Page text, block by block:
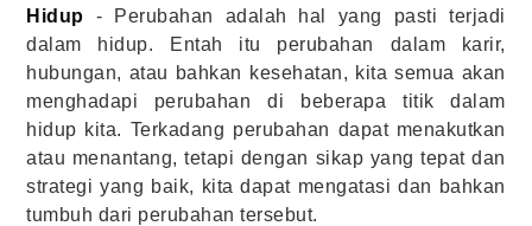
Hidup -
Perubahan adalah hal yang pasti terjadi
dalam hidup. Entah itu perubahan dalam karir,
hubungan, atau bahkan kesehatan, kita semua akan
menghadapi perubahan di beberapa titik dalam
hidup kita. Terkadang perubahan dapat menakutkan
atau menantang, tetapi dengan sikap yang tepat dan
strategi yang baik, kita dapat mengatasi dan bahkan
tumbuh dari perubahan tersebut.